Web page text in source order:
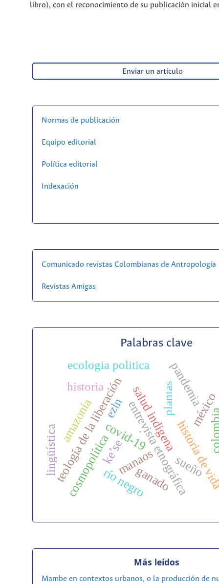
libro), con el reconocimiento de su publicación inicial
Enviar un artículo
Normas de publicación
Equipo editorial
Política editorial
Indexación
Comunicado revistas Colombianas de Antropología
Revistas Amigas
Palabras clave
entrevista etnográfica
historia
ezln
teología de la liberación méxico
salud indigena
covid-19
manaos
ecologia politica
plantas
río negro
cosmopolítica
pandemia
ganado
amazonía
historia
lingüística .
ke’se
sueño
Más leídos
Mambe en contextos urbanos, o la producción de